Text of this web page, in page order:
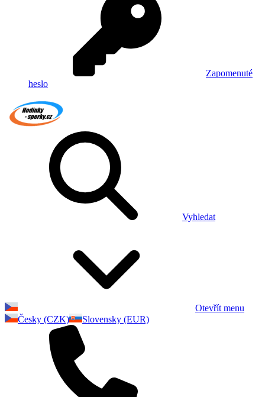
Zapomenuté
heslo
Vyhledat
Otevřít menu
Česky (CZK)
Slovensky (EUR)